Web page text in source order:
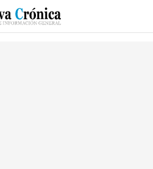
ESPECIALES DEPORTES